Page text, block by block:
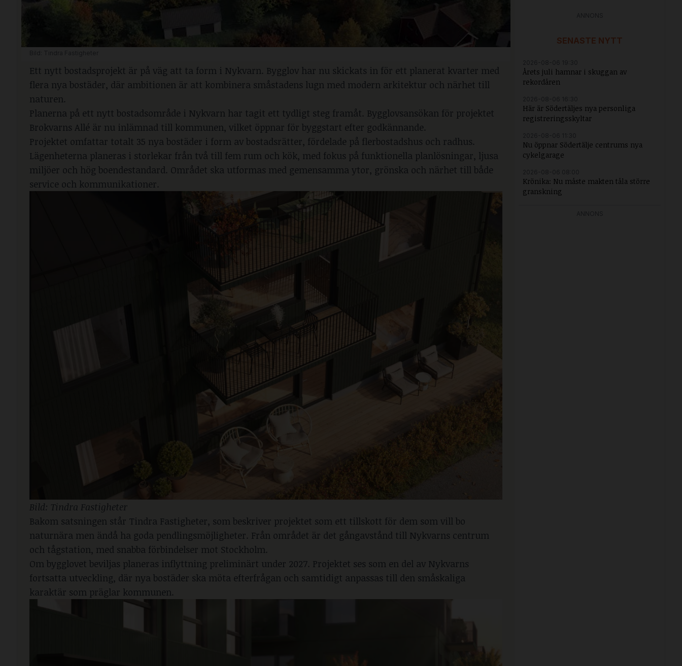
Ett nytt bostadsprojekt är på väg att ta form i Nykvarn. Bygglov har nu skickats in för ett planerat kvarter med
flera nya bostäder, där ambitionen är att kombinera småstadens lugn med modern arkitektur och närhet till
naturen.
Planerna på ett nytt bostadsområde i Nykvarn har tagit ett tydligt steg framåt. Bygglovsansökan för projektet
Brokvarns Allé är nu inlämnad till kommunen, vilket öppnar för byggstart efter godkännande.
Projektet omfattar totalt 35 nya bostäder i form av bostadsrätter, fördelade på flerbostadshus och radhus.
Lägenheterna planeras i storlekar från två till fem rum och kök, med fokus på funktionella planlösningar, ljusa
miljöer och hög boendestandard. Området ska utformas med gemensamma ytor, grönska och närhet till både
service och kommunikationer.
Bild: Tindra Fastigheter
Bakom satsningen står Tindra Fastigheter, som beskriver projektet som ett tillskott för dem som vill bo
naturnära men ändå ha goda pendlingsmöjligheter. Från området är det gångavstånd till Nykvarns centrum
och tågstation, med snabba förbindelser mot Stockholm.
Om bygglovet beviljas planeras inflyttning preliminärt under 2027. Projektet ses som en del av Nykvarns
fortsatta utveckling, där nya bostäder ska möta efterfrågan och samtidigt anpassas till den småskaliga
karaktär som präglar kommunen.
SENASTE NYTT
Årets juli hamnar i skuggan av
rekordåren
Här är Södertäljes nya personliga
registreringsskyltar
Nu öppnar Södertälje centrums nya
cykelgarage
Krönika: Nu måste makten tåla större
granskning